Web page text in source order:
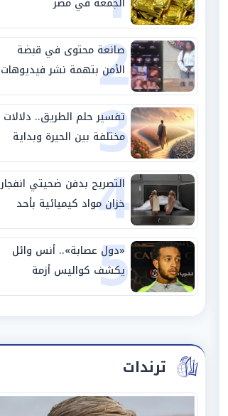
2
صانعة محتوى في قبضة
الأمن بتهمة نشر فيديوهات
خادشة للحياء
3
تفسير حلم الطريق.. دلالات
مختلفة بين الحيرة وبداية
مرحلة جديدة
4
التصريح بدفن ضحيتي انفجار
خزان مواد كيميائية بأحد
مصانع الفيوم
5
«دول عصابة».. أنس وائل
يكشف كواليس أزمة
استبعاده المفاجئ من
ترندات